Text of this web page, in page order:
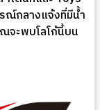
ณ์กลางแจ้งที่มีน้ำ
จะพบโลโก้นี้บน